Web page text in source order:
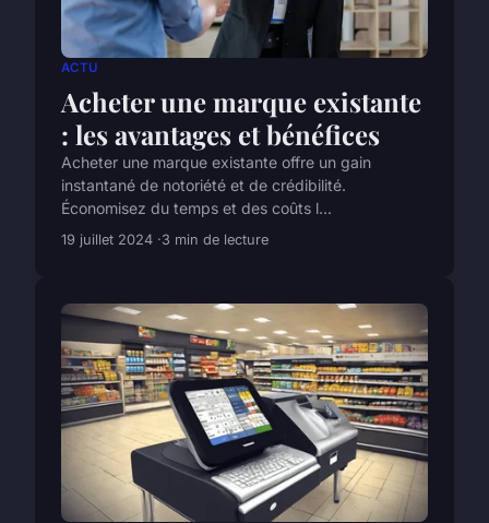
ACTU
Acheter une marque existante
: les avantages et bénéfices
Acheter une marque existante offre un gain
instantané de notoriété et de crédibilité.
Économisez du temps et des coûts l...
19 juillet 2024 3 min de lecture